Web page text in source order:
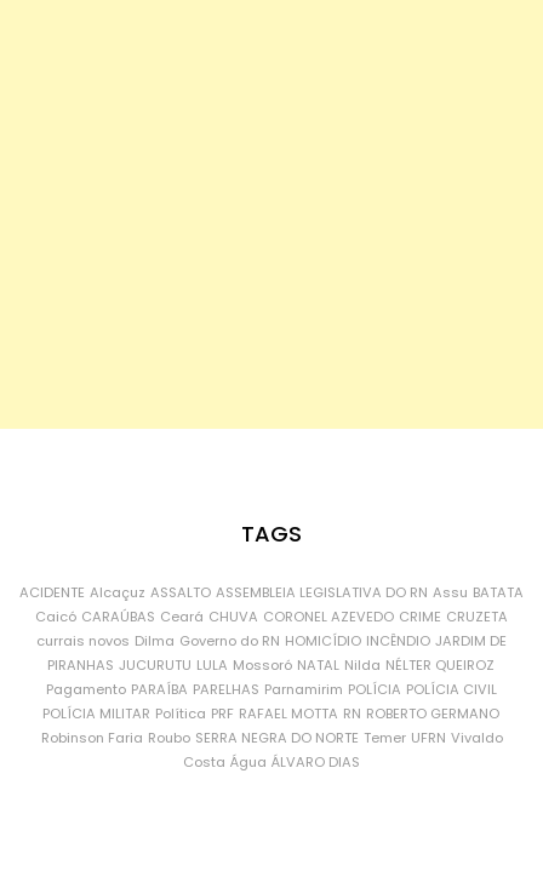
TAGS
ACIDENTE Alcaçuz ASSALTO ASSEMBLEIA LEGISLATIVA DO RN Assu BATATA
Caicó CARAÚBAS Ceará CHUVA CORONEL AZEVEDO CRIME CRUZETA
currais novos Dilma Governo do RN HOMICÍDIO INCÊNDIO JARDIM DE
PIRANHAS JUCURUTU LULA Mossoró NATAL Nilda NÉLTER QUEIROZ
Pagamento PARAÍBA PARELHAS Parnamirim POLÍCIA POLÍCIA CIVIL
POLÍCIA MILITAR Política PRF RAFAEL MOTTA RN ROBERTO GERMANO
Robinson Faria Roubo SERRA NEGRA DO NORTE Temer UFRN Vivaldo
Costa Água ÁLVARO DIAS